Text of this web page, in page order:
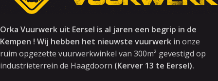
Orka Vuurwerk uit Eersel is al jaren een begrip in de
Kempen ! Wij hebben het nieuwste vuurwerk in onze
ruim opgezette vuurwerkwinkel van 300m² gevestigd op
industrieterrein de Haagdoorn (Kerver 13 te Eersel).